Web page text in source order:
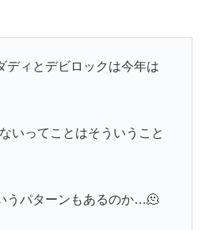
ディとデビロックは今年は
いってことはそういうこと
うパターンもあるのか…🫠